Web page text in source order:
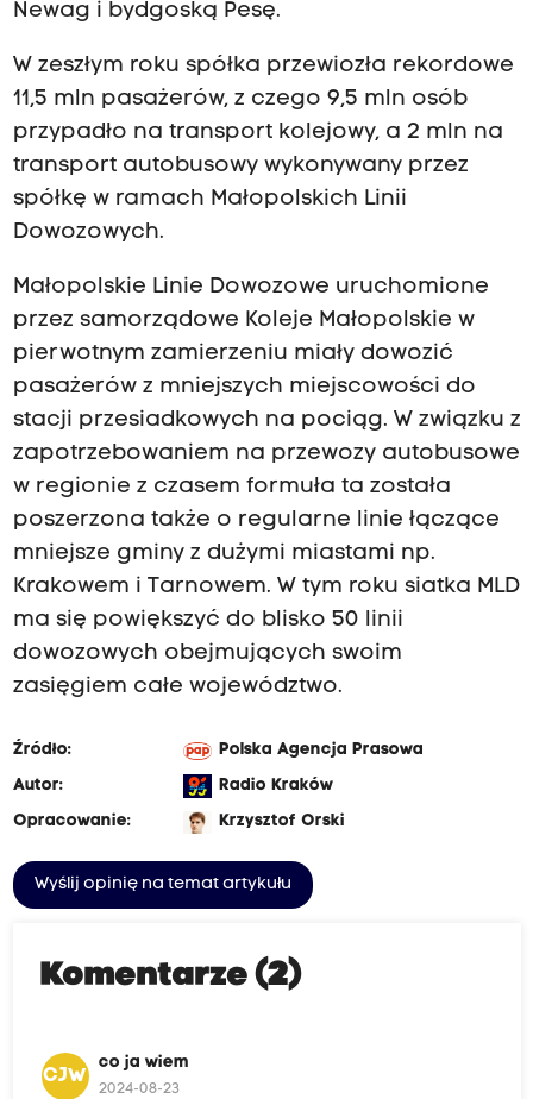
Newag i bydgoską Pesę.
W zeszłym roku spółka przewiozła rekordowe
11,5 mln pasażerów, z czego 9,5 mln osób
przypadło na transport kolejowy, a 2 mln na
transport autobusowy wykonywany przez
spółkę w ramach Małopolskich Linii
Dowozowych.
Małopolskie Linie Dowozowe uruchomione
przez samorządowe Koleje Małopolskie w
pierwotnym zamierzeniu miały dowozić
pasażerów z mniejszych miejscowości do
stacji przesiadkowych na pociąg. W związku z
zapotrzebowaniem na przewozy autobusowe
w regionie z czasem formuła ta została
poszerzona także o regularne linie łączące
mniejsze gminy z dużymi miastami np.
Krakowem i Tarnowem. W tym roku siatka MLD
ma się powiększyć do blisko 50 linii
dowozowych obejmujących swoim
zasięgiem całe województwo.
Źródło:
Polska Agencja Prasowa
Autor:
Radio Kraków
Opracowanie:
Krzysztof Orski
Wyślij opinię na temat artykułu
Komentarze (2)
CJW
co ja wiem
2024-08-23